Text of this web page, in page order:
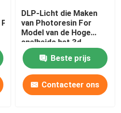
Automatische
DLP-Licht die Maken
van Photoresin For
Model van de Hoge
snelheids het 3d
Printer genezen
Beste prijs
Contacteer ons